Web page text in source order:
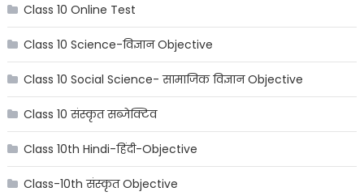
Class 10 Online Test
Class 10 Science-विज्ञान Objective
Class 10 Social Science- सामाजिक विज्ञान Objective
Class 10 संस्कृत सब्जेक्टिव
Class 10th Hindi-हिंदी-Objective
Class-10th संस्कृत Objective